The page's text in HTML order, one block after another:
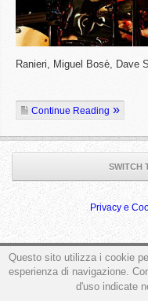
Ranieri, Miguel Bosè, Dave
Continue Reading
SWITCH
Privacy e
Questo sito utilizza i cookie
esperienza di navigazione.
d'uso indicate
ga('send', 'pageview');